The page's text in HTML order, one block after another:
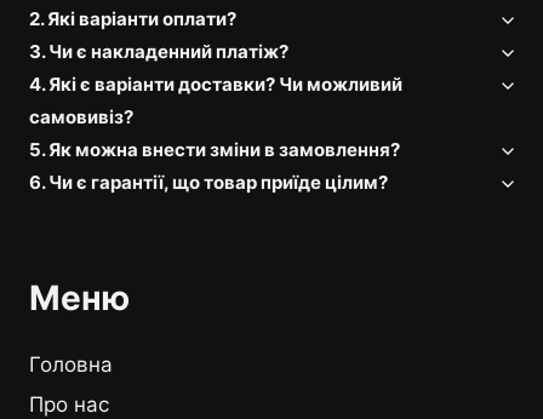
2. Які варіанти оплати?
3. Чи є накладенний платіж?
4. Які є варіанти доставки? Чи можливий
самовивіз?
5. Як можна внести зміни в замовлення?
6. Чи є гарантії, що товар приїде цілим?
Меню
Головна
Про нас